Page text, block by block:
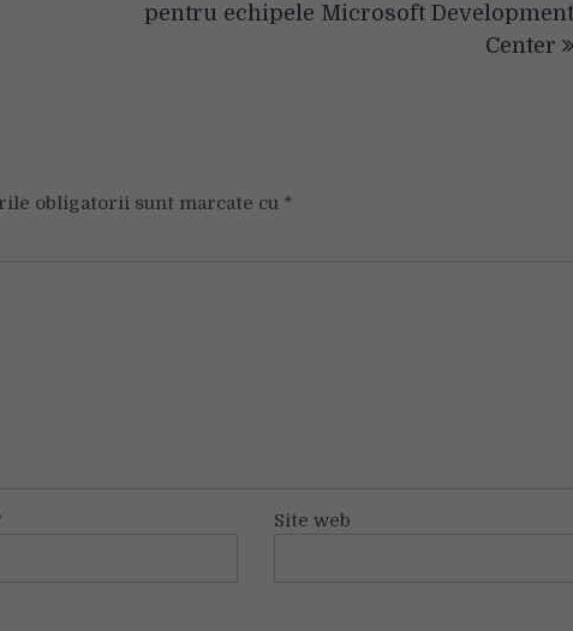
pentru echipele Microsoft Development
Center
obligatorii sunt marcate cu *
Site web